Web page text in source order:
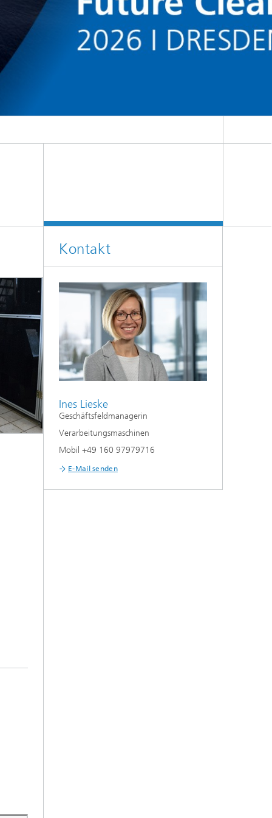
Kontakt
Ines Lieske
Geschäftsfeldmanagerin
Verarbeitungsmaschinen
Mobil +49 160 97979716
E-Mail senden